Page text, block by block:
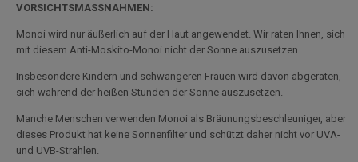
VORSICHTSMASSNAHMEN:
Monoi wird nur äußerlich auf der Haut angewendet. Wir raten Ihnen, sich
mit diesem Anti-Moskito-Monoi nicht der Sonne auszusetzen.
Insbesondere Kindern und schwangeren Frauen wird davon abgeraten,
sich während der heißen Stunden der Sonne auszusetzen.
Manche Menschen verwenden Monoi als Bräunungsbeschleuniger, aber
dieses Produkt hat keine Sonnenfilter und schützt daher nicht vor UVA-
und UVB-Strahlen.